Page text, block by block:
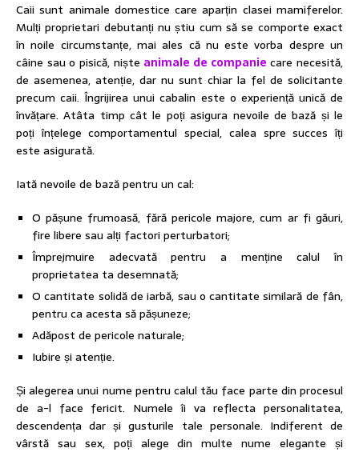
Caii sunt animale domestice care aparțin clasei mamiferelor.
Mulți proprietari debutanți nu știu cum să se comporte exact
în noile circumstanțe, mai ales că nu este vorba despre un
câine sau o pisică, niște animale de companie care necesită,
de asemenea, atenție, dar nu sunt chiar la fel de solicitante
precum caii. Îngrijirea unui cabalin este o experiență unică de
învățare. Atâta timp cât le poți asigura nevoile de bază și le
poți înțelege comportamentul special, calea spre succes îți
este asigurată.
Iată nevoile de bază pentru un cal:
O pășune frumoasă, fără pericole majore, cum ar fi găuri,
fire libere sau alți factori perturbatori;
Împrejmuire adecvată pentru a menține calul în
proprietatea ta desemnată;
O cantitate solidă de iarbă, sau o cantitate similară de fân,
pentru ca acesta să pășuneze;
Adăpost de pericole naturale;
Iubire și atenție.
Și alegerea unui nume pentru calul tău face parte din procesul
de a-l face fericit. Numele îi va reflecta personalitatea,
descendența dar și gusturile tale personale. Indiferent de
vârstă sau sex, poți alege din multe nume elegante și